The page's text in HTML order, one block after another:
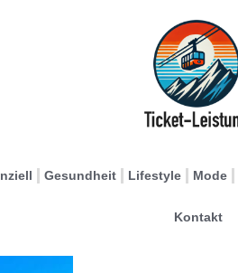
Gesundheit Lifestyle Mode
Kontakt